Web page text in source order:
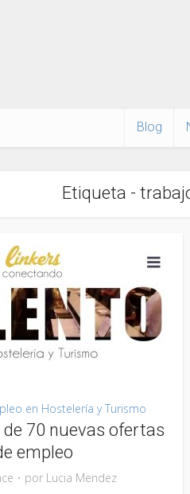
Blog
Etiqueta -
en Hostelería y Turismo
70 nuevas ofertas
empleo
por Lucia Mendez